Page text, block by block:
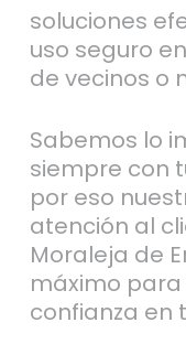
soluciones
uso seguro
de vecinos o
Sabemos lo
siempre con
por eso
atención al
Moraleja de
máximo
confianza en